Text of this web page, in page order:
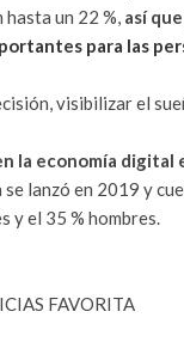
un 22 %, así
para las
visibilizar el
la economía digital
se lanzó en 2019 y
y el 35 % hombres.
FAVORITA